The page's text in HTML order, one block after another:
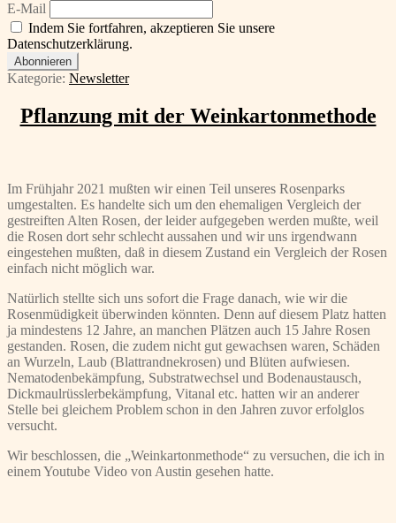
E-Mail
Indem Sie fortfahren, akzeptieren Sie unsere
Datenschutzerklärung.
Kategorie: Newsletter
Pflanzung mit der Weinkartonmethode
Im Frühjahr 2021 mußten wir einen Teil unseres Rosenparks
umgestalten. Es handelte sich um den ehemaligen Vergleich der
gestreiften Alten Rosen, der leider aufgegeben werden mußte, weil
die Rosen dort sehr schlecht aussahen und wir uns irgendwann
eingestehen mußten, daß in diesem Zustand ein Vergleich der Rosen
einfach nicht möglich war.
Natürlich stellte sich uns sofort die Frage danach, wie wir die
Rosenmüdigkeit überwinden könnten. Denn auf diesem Platz hatten
ja mindestens 12 Jahre, an manchen Plätzen auch 15 Jahre Rosen
gestanden. Rosen, die zudem nicht gut gewachsen waren, Schäden
an Wurzeln, Laub (Blattrandnekrosen) und Blüten aufwiesen.
Nematodenbekämpfung, Substratwechsel und Bodenaustausch,
Dickmaulrüsslerbekämpfung, Vitanal etc. hatten wir an anderer
Stelle bei gleichem Problem schon in den Jahren zuvor erfolglos
versucht.
Wir beschlossen, die „Weinkartonmethode“ zu versuchen, die ich in
einem Youtube Video von Austin gesehen hatte.